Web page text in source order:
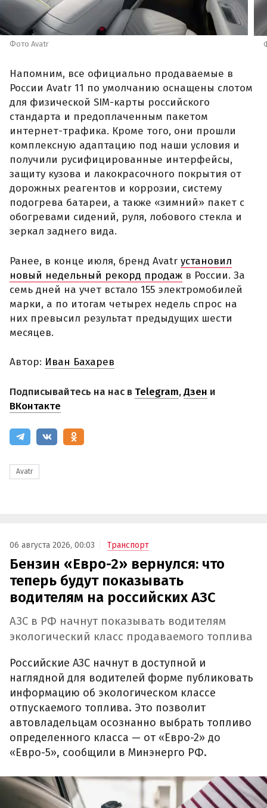
Фото Avatr
Напомним, все официально продаваемые в
России Avatr 11 по умолчанию оснащены слотом
для физической SIM-карты российского
стандарта и предоплаченным пакетом
интернет-трафика. Кроме того, они прошли
комплексную адаптацию под наши условия и
получили русифицированные интерфейсы,
защиту кузова и лакокрасочного покрытия от
дорожных реагентов и коррозии, систему
подогрева батареи, а также «зимний» пакет с
обогревами сидений, руля, лобового стекла и
зеркал заднего вида.
Ранее, в конце июля, бренд Avatr установил
новый недельный рекорд продаж в России. За
семь дней на учет встало 155 электромобилей
марки, а по итогам четырех недель спрос на
них превысил результат предыдущих шести
месяцев.
Автор: Иван Бахарев
Подписывайтесь на нас в Telegram,Дзен и
ВКонтакте
Avatr
06 августа 2026, 00:03 Транспорт
Бензин «Евро-2» вернулся: что
теперь будут показывать
водителям на российских АЗС
АЗС в РФ начнут показывать водителям
экологический класс продаваемого топлива
Российские АЗС начнут в доступной и
наглядной для водителей форме публиковать
информацию об экологическом классе
отпускаемого топлива. Это позволит
автовладельцам осознанно выбрать топливо
определенного класса — от «Евро-2» до
«Евро-5», сообщили в Минэнерго РФ.